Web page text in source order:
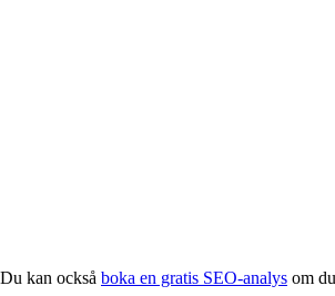
kan också boka en gratis SEO-analys om